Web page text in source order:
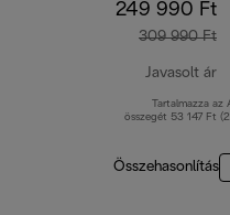
249 990 Ft
309 990 Ft
Javasolt ár
Tartalmazza az
összegét 53 147 Ft
Összehasonlítás